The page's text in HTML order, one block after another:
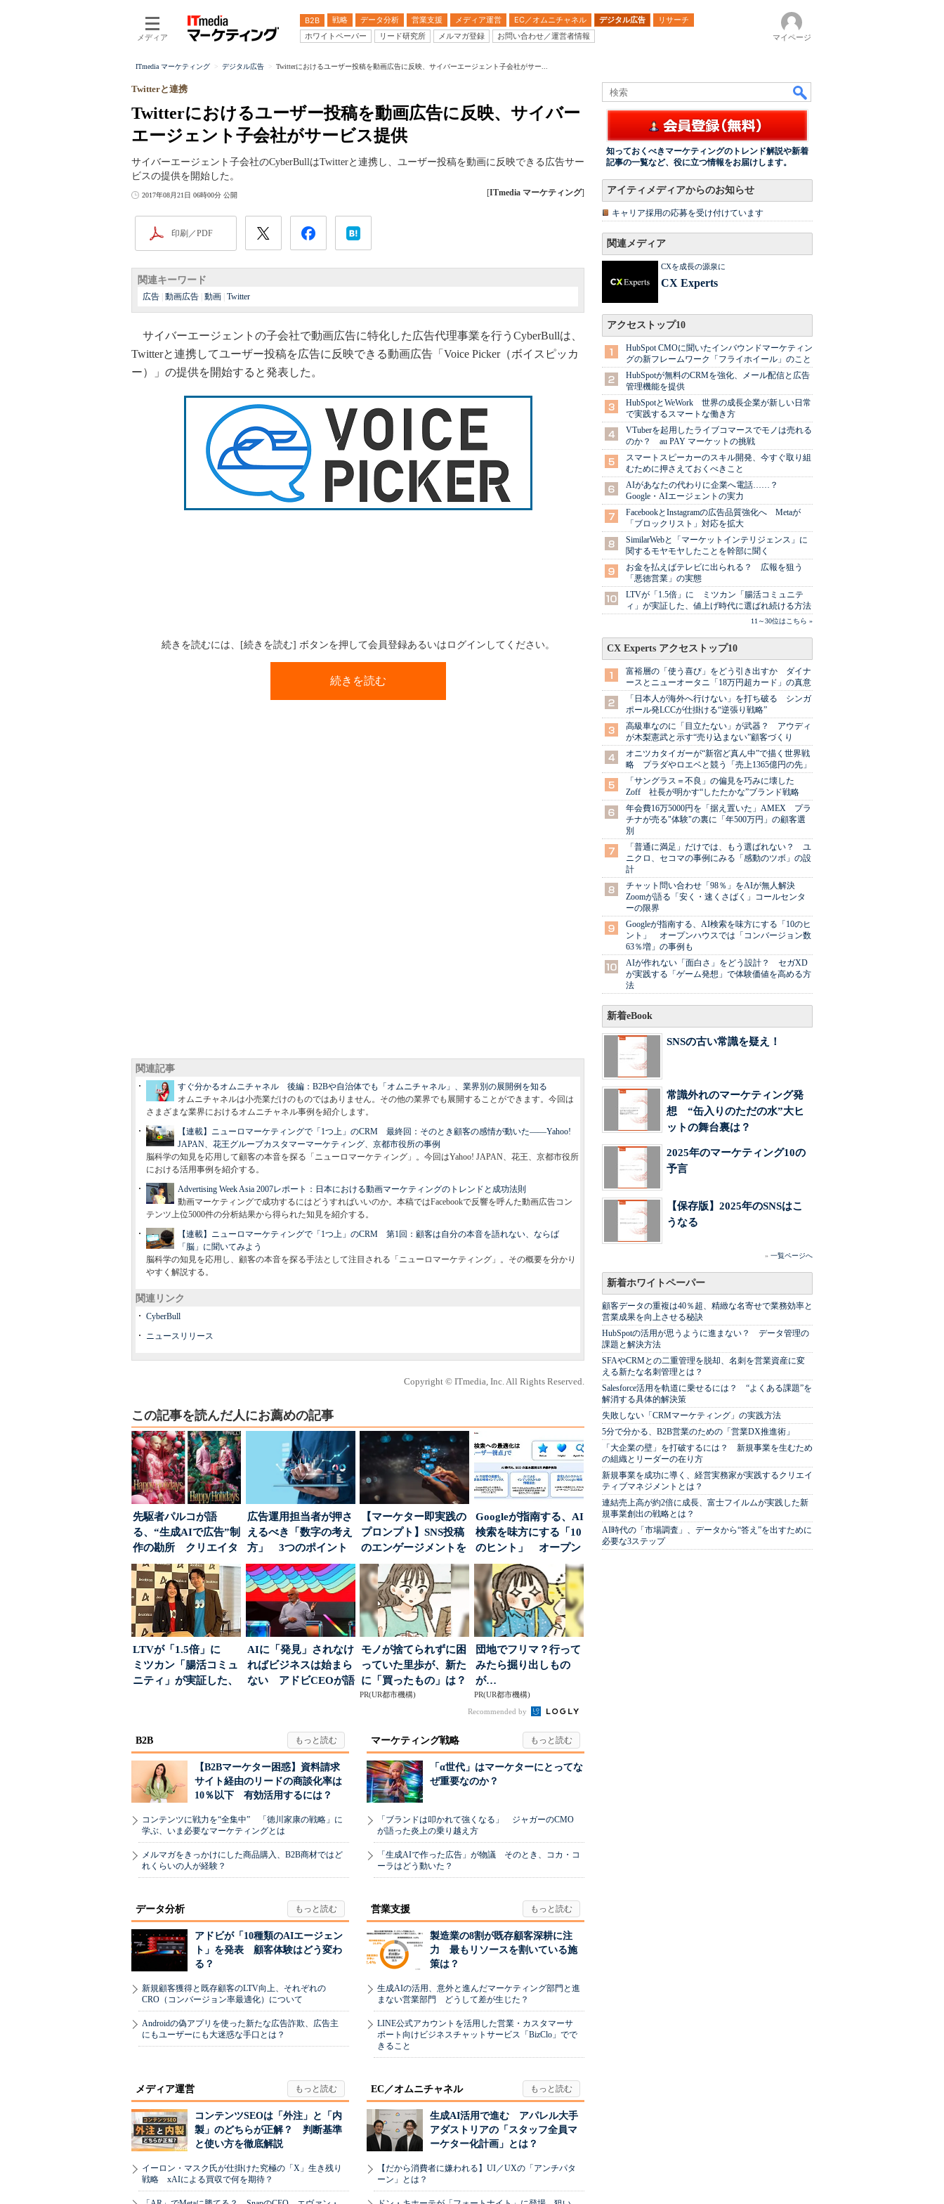
メディア
B2B 戦略 データ分析 営業支援 メディア運営 EC／オムニチャネル デジタル広告
リサーチ
ホワイトペーパー
リード研究所 メルマガ登録 お問い合わせ／運営者情報 マイページ
ITmedia マーケティング デジタル広告 Twitterにおけるユーザー投稿を動画広告に反映、サイバーエージェント子会社がサー...
Twitterにおけるユーザー投稿を動画広告に反映、サイバー
エージェント子会社がサービス提供
Twitterと連携
サイバーエージェント子会社のCyberBullはTwitterと連携し、ユーザー投稿を動画に反映できる広告サー
ビスの提供を開始した。
2017年08月21日 06時00分 公開 [ITmedia マーケティング]
印刷／PDF
関連キーワード
広告 動画広告 動画 Twitter
サイバーエージェントの子会社で動画広告に特化した広告代理事業を行うCyberBullは、
Twitterと連携してユーザー投稿を広告に反映できる動画広告「Voice Picker（ボイスピッカ
ー）」の提供を開始すると発表した。
続きを読むには、[続きを読む] ボタンを押して会員登録あるいはログインしてください。
続きを読む
関連記事
すぐ分かるオムニチャネル 後編：B2Bや自治体でも「オムニチャネル」、業界別の展開例を知る
オムニチャネルは小売業だけのものではありません。その他の業界でも展開することができます。今回は
さまざまな業界におけるオムニチャネル事例を紹介します。
【連載】ニューロマーケティングで「1つ上」のCRM 最終回：そのとき顧客の感情が動いた――Yahoo!
JAPAN、花王グループカスタマーマーケティング、京都市役所の事例
脳科学の知見を応用して顧客の本音を探る「ニューロマーケティング」。今回はYahoo! JAPAN、花王、京都市役所
における活用事例を紹介する。
Advertising Week Asia 2007レポート：日本における動画マーケティングのトレンドと成功法則
動画マーケティングで成功するにはどうすればいいのか。本稿ではFacebookで反響を呼んた動画広告コン
テンツ上位5000件の分析結果から得られた知見を紹介する。
【連載】ニューロマーケティングで「1つ上」のCRM 第1回：顧客は自分の本音を語れない、ならば
「脳」に聞いてみよう
脳科学の知見を応用し、顧客の本音を探る手法として注目される「ニューロマーケティング」。その概要を分かり
やすく解説する。
関連リンク
CyberBull
ニュースリリース
Copyright © ITmedia, Inc. All Rights Reserved.
この記事を読んだ人にお薦めの記事
先駆者パルコが語
る、“生成AIで広告”制
作の勘所 クリエイタ
ーに残る「重要な役
割...
広告運用担当者が押さ
えるべき「数字の考え
方」 3つのポイント
とは
【マーケター即実践の
プロンプト】SNS投稿
のエンゲージメントを
高めるAI活用、ポ...
Googleが指南する、AI
検索を味方にする「10
のヒント」 オープン
ハウスでは...
LTVが「1.5倍」に
ミツカン「腸活コミュ
ニティ」が実証した、
AIに「発見」されなけ
ればビジネスは始まら
ない アドビCEOが語
モノが捨てられずに困
っていた里歩が、新た
に「買ったもの」は？
PR(UR都市機構)
団地でフリマ？行って
みたら掘り出しもの
が…
PR(UR都市機構)
Recommended by
B2B
【B2Bマーケター困惑】資料請求
サイト経由のリードの商談化率は
10％以下 有効活用するには？
コンテンツに戦力を“全集中” 「徳川家康の戦略」に
学ぶ、いま必要なマーケティングとは
メルマガをきっかけにした商品購入、B2B商材ではど
れくらいの人が経験？
マーケティング戦略
「α世代」はマーケターにとってな
ぜ重要なのか？
「ブランドは叩かれて強くなる」 ジャガーのCMO
が語った炎上の乗り越え方
「生成AIで作った広告」が物議 そのとき、コカ・コ
ーラはどう動いた？
データ分析
アドビが「10種類のAIエージェン
ト」を発表 顧客体験はどう変わ
る？
新規顧客獲得と既存顧客のLTV向上、それぞれの
CRO（コンバージョン率最適化）について
Androidの偽アプリを使った新たな広告詐欺、広告主
にもユーザーにも大迷惑な手口とは？
営業支援
製造業の8割が既存顧客深耕に注
力 最もリソースを割いている施
策は？
生成AIの活用、意外と進んだマーケティング部門と進
まない営業部門 どうして差が生じた？
LINE公式アカウントを活用した営業・カスタマーサ
ポート向けビジネスチャットサービス「BizClo」でで
きること
メディア運営
コンテンツSEOは「外注」と「内
製」のどちらが正解？ 判断基準
と使い方を徹底解説
イーロン・マスク氏が仕掛けた究極の「X」生き残り
戦略 xAIによる買収で何を期待？
EC／オムニチャネル
生成AI活用で進む アパレル大手
アダストリアの「スタッフ全員マ
ーケター化計画」とは？
【だから消費者に嫌われる】UI／UXの「アンチパタ
ーン」とは？
知っておくべきマーケティングのトレンド解説や新着
記事の一覧など、役に立つ情報をお届けします。
アイティメディアからのお知らせ
キャリア採用の応募を受け付けています
関連メディア
CXを成長の源泉に
CX Experts
アクセストップ10
HubSpot CMOに聞いたインバウンドマーケティン
グの新フレームワーク「フライホイール」のこと
HubSpotが無料のCRMを強化、メール配信と広告
管理機能を提供
HubSpotとWeWork 世界の成長企業が新しい日常
で実践するスマートな働き方
VTuberを起用したライブコマースでモノは売れる
のか？ au PAY マーケットの挑戦
スマートスピーカーのスキル開発、今すぐ取り組
むために押さえておくべきこと
AIがあなたの代わりに企業へ電話……？
Google・AIエージェントの実力
FacebookとInstagramの広告品質強化へ Metaが
「ブロックリスト」対応を拡大
SimilarWebと「マーケットインテリジェンス」に
関するモヤモヤしたことを幹部に聞く
お金を払えばテレビに出られる？ 広報を狙う
「悪徳営業」の実態
LTVが「1.5倍」に ミツカン「腸活コミュニテ
ィ」が実証した、値上げ時代に選ばれ続ける方法
11～30位はこちら »
CX Experts アクセストップ10
富裕層の「使う喜び」をどう引き出すか ダイナ
ースとニューオータニ「18万円超カード」の真意
「日本人が海外へ行けない」を打ち破る シンガ
ポール発LCCが仕掛ける“逆張り戦略”
高級車なのに「目立たない」が武器？ アウディ
が木梨憲武と示す“売り込まない”顧客づくり
オニツカタイガーが“新宿ど真ん中”で描く世界戦
略 プラダやロエベと競う「売上1365億円の先」
「サングラス＝不良」の偏見を巧みに壊した
Zoff 社長が明かす“したたかな”ブランド戦略
年会費16万5000円を「据え置いた」AMEX プラ
チナが売る"体験"の裏に「年500万円」の顧客選
別
「普通に満足」だけでは、もう選ばれない？ ユ
ニクロ、セコマの事例にみる「感動のツボ」の設
計
チャット問い合わせ「98％」をAIが無人解決
Zoomが語る「安く・速くさばく」コールセンタ
ーの限界
Googleが指南する、AI検索を味方にする「10のヒ
ント」 オープンハウスでは「コンバージョン数
63％増」の事例も
AIが作れない「面白さ」をどう設計？ セガXD
が実践する「ゲーム発想」で体験価値を高める方
法
新着eBook
SNSの古い常識を疑え！
常識外れのマーケティング発
想 “缶入りのただの水”大ヒ
ットの舞台裏は？
2025年のマーケティング10の
予言
【保存版】2025年のSNSはこ
うなる
» 一覧ページへ
新着ホワイトペーパー
顧客データの重複は40％超、精緻な名寄せで業務効率と
営業成果を向上させる秘訣
HubSpotの活用が思うように進まない？ データ管理の
課題と解決方法
SFAやCRMとの二重管理を脱却、名刺を営業資産に変
える新たな名刺管理とは？
Salesforce活用を軌道に乗せるには？ “よくある課題”を
解消する具体的解決策
失敗しない「CRMマーケティング」の実践方法
5分で分かる、B2B営業のための「営業DX推進術」
「大企業の壁」を打破するには？ 新規事業を生むため
の組織とリーダーの在り方
新規事業を成功に導く、経営実務家が実践するクリエイ
ティブマネジメントとは？
連結売上高が約2倍に成長、富士フイルムが実践した新
規事業創出の戦略とは？
AI時代の「市場調査」、データから“答え”を出すために
必要な3ステップ